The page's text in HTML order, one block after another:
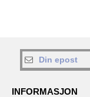
INFORMASJON